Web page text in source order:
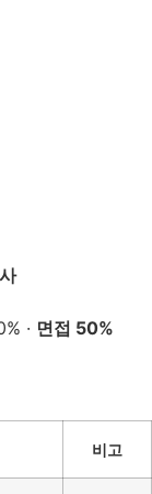
· 면접 50%
비고